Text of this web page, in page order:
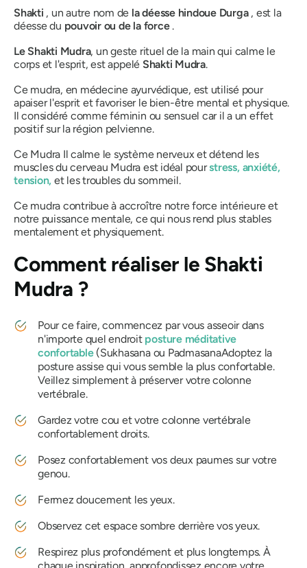
Shakti , un autre nom de la déesse hindoue Durga, est la
déesse du pouvoir ou de la force.
Le Shakti Mudra, un geste rituel de la main qui calme le
corps et l'esprit, est appelé Shakti Mudra.
Ce mudra, en médecine ayurvédique, est utilisé pour
apaiser l'esprit et favoriser le bien-être mental et physique.
Ilconsidéré comme féminin ou sensuel car il a un effet
positif sur la région pelvienne.
Ce Mudra Il calme le système nerveux et détend les
muscles du cerveau Mudra est idéal pourstress, anxiété,
tension, et les troubles du sommeil.
Ce mudra contribue à accroître notre force intérieure et
notre puissance mentale, ce qui nous rend plus stables
mentalement et physiquement.
Comment réaliser le Shakti
Mudra ?
Pour ce faire, commencez par vous asseoir dans
n'importe quel endroit posture méditative
confortable(Sukhasanaou PadmasanaAdoptez la
posture assise qui vous semble la plus confortable.
Veillez simplement à préserver votre colonne
vertébrale.
Gardez votre cou et votre colonne vertébrale
confortablement droits.
Posez confortablement vos deux paumes sur votre
genou.
Fermez doucement les yeux.
Observez cet espace sombre derrière vos yeux.
Respirez plus profondément et plus longtemps. À